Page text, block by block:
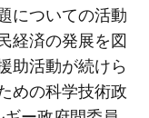
についての活動
経済の発展を図
助活動が続けら
めの科学技術政